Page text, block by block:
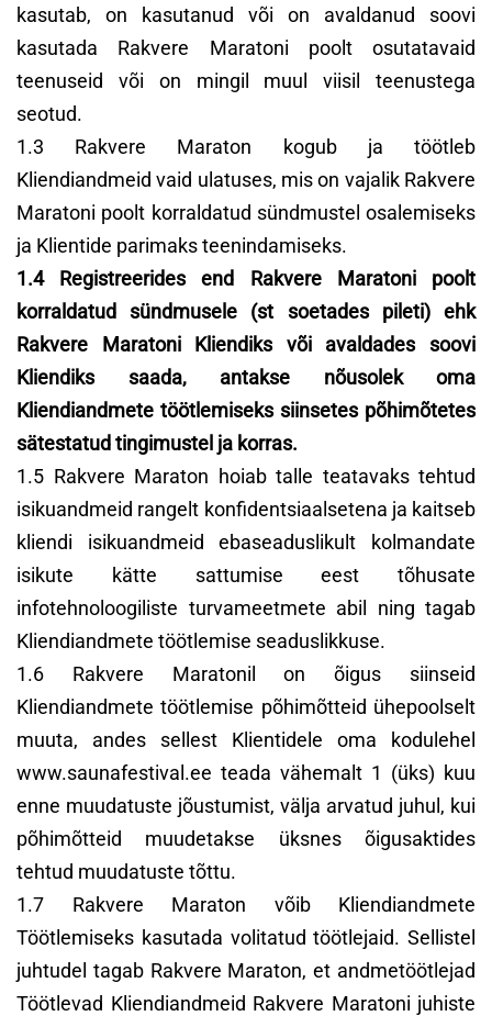
kasutab, on kasutanud või on avaldanud soovi
kasutada Rakvere Maratoni poolt osutatavaid
teenuseid või on mingil muul viisil teenustega
seotud.
1.3 Rakvere Maraton kogub ja töötleb
Kliendiandmeid vaid ulatuses, mis on vajalik Rakvere
Maratoni poolt korraldatud sündmustel osalemiseks
ja Klientide parimaks teenindamiseks.
1.4 Registreerides end Rakvere Maratoni poolt
korraldatud sündmusele (st soetades pileti) ehk
Rakvere Maratoni Kliendiks või avaldades soovi
Kliendiks saada, antakse nõusolek oma
Kliendiandmete töötlemiseks siinsetes põhimõtetes
sätestatud tingimustel ja korras.
1.5 Rakvere Maraton hoiab talle teatavaks tehtud
isikuandmeid rangelt konfidentsiaalsetena ja kaitseb
kliendi isikuandmeid ebaseaduslikult kolmandate
isikute kätte sattumise eest tõhusate
infotehnoloogiliste turvameetmete abil ning tagab
Kliendiandmete töötlemise seaduslikkuse.
1.6 Rakvere Maratonil on õigus siinseid
Kliendiandmete töötlemise põhimõtteid ühepoolselt
muuta, andes sellest Klientidele oma kodulehel
www.saunafestival.ee teada vähemalt 1 (üks) kuu
enne muudatuste jõustumist, välja arvatud juhul, kui
põhimõtteid muudetakse üksnes õigusaktides
tehtud muudatuste tõttu.
1.7 Rakvere Maraton võib Kliendiandmete
Töötlemiseks kasutada volitatud töötlejaid. Sellistel
juhtudel tagab Rakvere Maraton, et andmetöötlejad
Töötlevad Kliendiandmeid Rakvere Maratoni juhiste